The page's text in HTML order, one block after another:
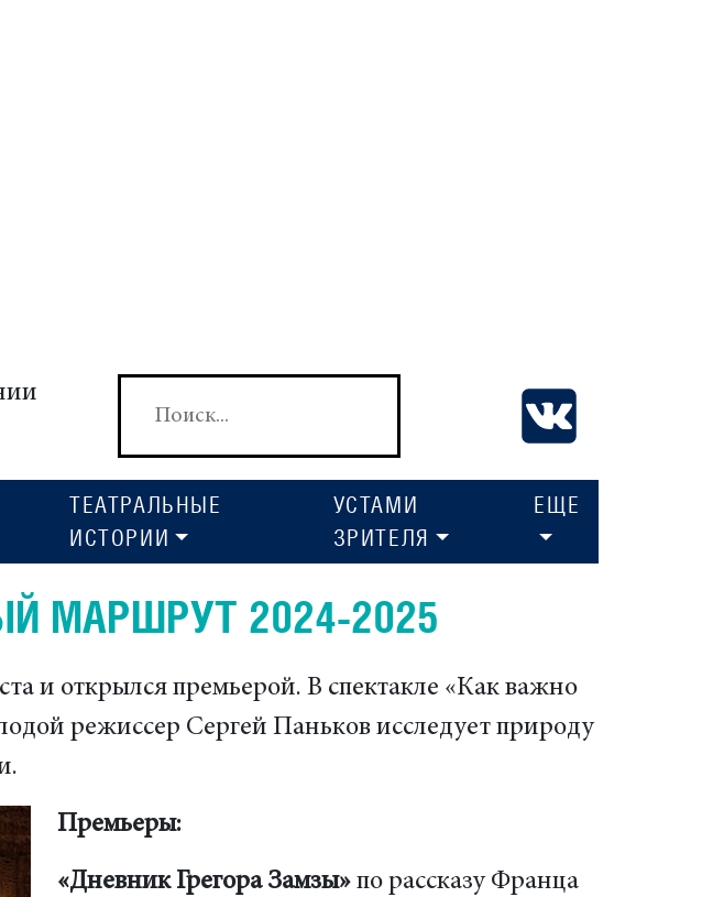
ТЕАТРАЛЬНЫЕ
ИСТОРИИ
УСТАМИ
ЗРИТЕЛЯ
ЕЩЕ
МАРШРУТ 2024-2025
и открылся премьерой. В спектакле «Как важно
режиссер Сергей Паньков исследует природу
Премьеры:
«Дневник Грегора Замзы» по рассказу Франца